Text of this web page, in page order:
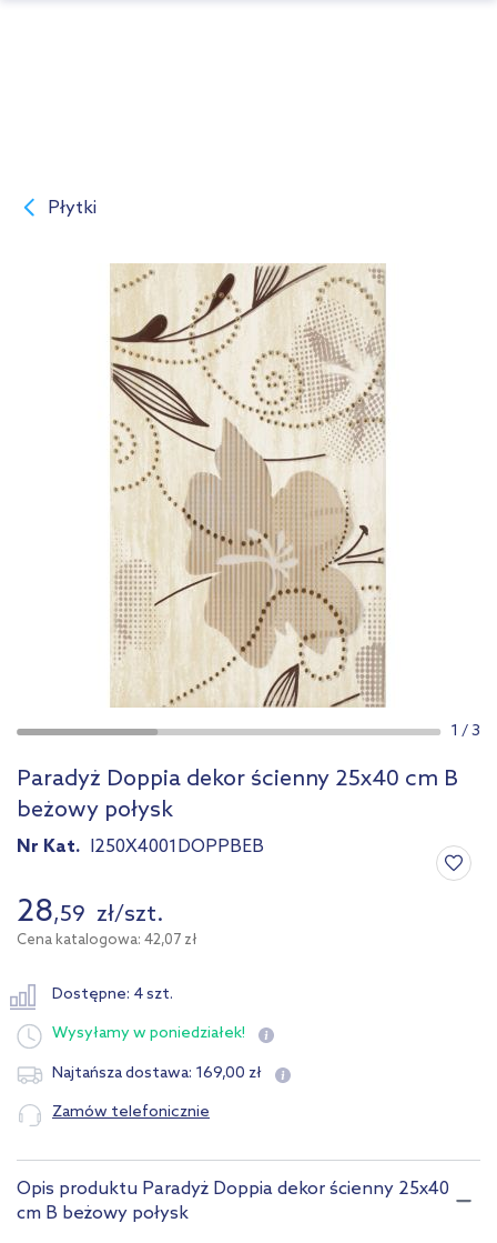
Płytki
1 /3
Paradyż Doppia dekor ścienny 25x40 cm B
beżowy połysk
Nr Kat. I250X4001DOPPBEB
28,59 zł/szt.
Cena katalogowa: 42,07 zł
Dostępne: 4 szt.
Wysyłamyw poniedziałek!
Najtańsza dostawa: 169,00 zł
Zamów telefonicznie
Opis produktu Paradyż Doppia dekor ścienny 25x40
cm B beżowy połysk